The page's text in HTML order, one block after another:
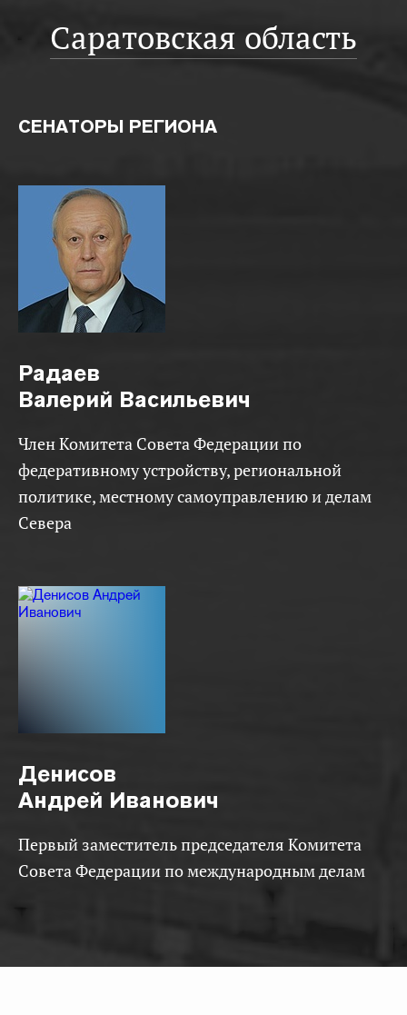
Саратовская область
СЕНАТОРЫ РЕГИОНА
Радаев
Валерий Васильевич
Член Комитета Совета Федерации по
федеративному устройству, региональной
политике, местному самоуправлению и делам
Севера
Денисов
Андрей Иванович
Первый заместитель председателя Комитета
Совета Федерации по международным делам